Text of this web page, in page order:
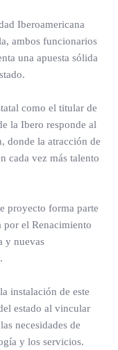
Iberoamericana
ambos funcionarios
una apuesta sólida
como el titular de
la Ibero responde al
donde la atracción de
cada vez más talento
proyecto forma parte
por el Renacimiento
y nuevas
instalación de este
estado al vincular
necesidades de
y los servicios.